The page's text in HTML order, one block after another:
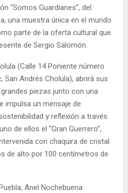
“Somos Guardianes”, del
una muestra única en el mundo
parte de la oferta cultural que
de Sergio Salomón.
(Calle 14 Poniente número
San Andrés Cholula), abrirá sus
piezas junto con una
impulsa un mensaje de
y reflexión a través
de ellos el “Gran Guerrero”,
con chaquira de cristal
de alto por 100 centímetros de
Anel Nochebuena